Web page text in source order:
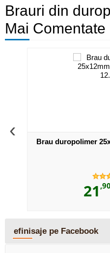
Brauri din
Mai Comentate
‹
Brau duropolimer
21 ,90
efinisaje pe Facebook